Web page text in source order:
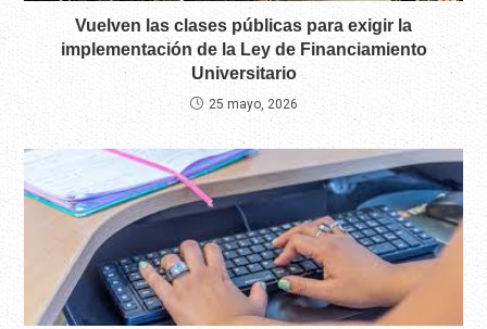
Vuelven las clases públicas para exigir la
implementación de la Ley de Financiamiento
Universitario
25 mayo, 2026